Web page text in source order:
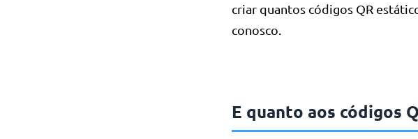
criar quantos códigos QR
conosco.
E quanto aos códigos